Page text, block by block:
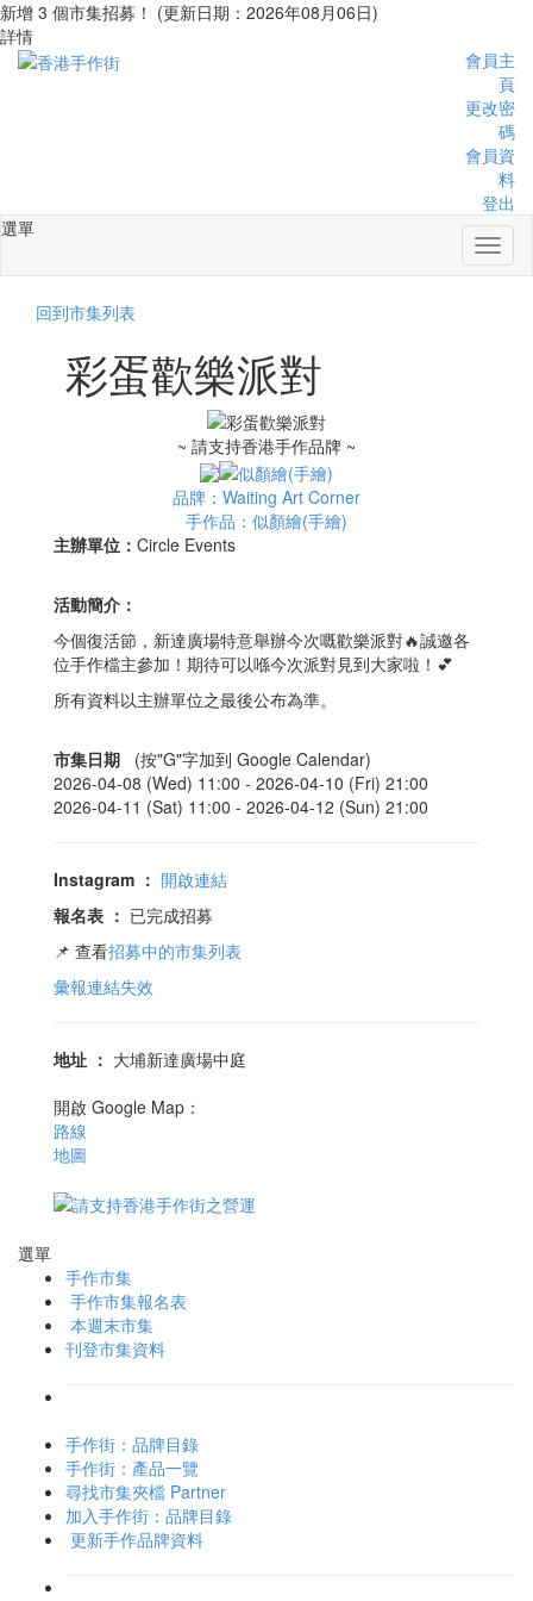
新增 3 個市集招募！ (更新日期：2026年08月06日)
詳情
會員主
頁
更改密
碼
會員資
料
登出
選單
回到市集列表
彩蛋歡樂派對
~ 請支持香港手作品牌 ~
品牌：Waiting Art Corner
手作品：似顏繪(手繪)
主辦單位： Circle Events
活動簡介：
今個復活節，新達廣場特意舉辦今次嘅歡樂派對🔥誠邀各
位手作檔主參加！期待可以喺今次派對見到大家啦！💕
所有資料以主辦單位之最後公布為準。
市集日期
(按"G"字加到 Google Calendar)
2026-04-08 (Wed) 11:00 - 2026-04-10 (Fri) 21:00
2026-04-11 (Sat) 11:00 - 2026-04-12 (Sun) 21:00
Instagram ： 開啟連結
報名表 ： 已完成招募
📌 查看招募中的市集列表
彙報連結失效
地址 ： 大埔新達廣場中庭
開啟 Google Map：
路線
地圖
選單
手作市集
手作市集報名表
本週末市集
刊登市集資料
手作街：品牌目錄
手作街：產品一覽
尋找市集夾檔 Partner
加入手作街：品牌目錄
更新手作品牌資料